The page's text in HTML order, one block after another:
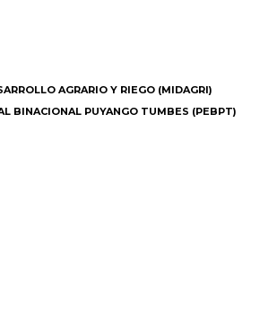
AGRARIO Y RIEGO (MIDAGRI)
BINACIONAL PUYANGO TUMBES (PEBPT)